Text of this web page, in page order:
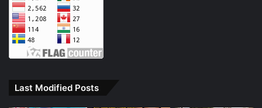
Last Modified Posts